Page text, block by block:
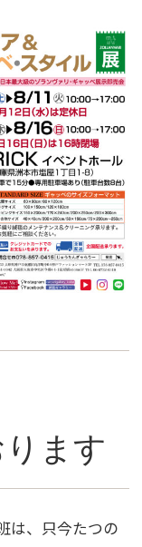
ます
は、只今たつの